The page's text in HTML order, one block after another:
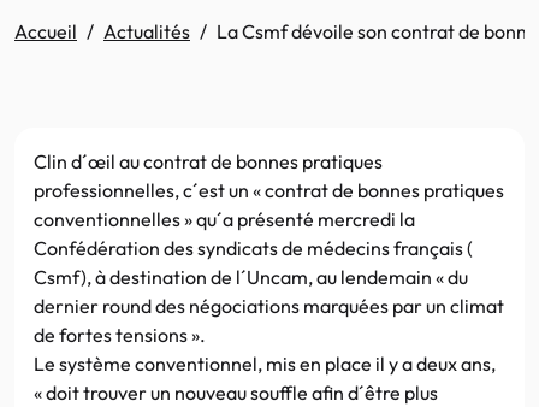
Accueil Actualités La Csmf dévoile son contrat de
Clin d´œil au contrat de bonnes pratiques
professionnelles, c´est un « contrat de bonnes pratiques
conventionnelles » qu´a présenté mercredi la
Confédération des syndicats de médecins français (
Csmf), à destination de l´Uncam, au lendemain « du
dernier round des négociations marquées par un climat
de fortes tensions ».
Le système conventionnel, mis en place il y a deux ans,
« doit trouver un nouveau souffle afin d´être plus